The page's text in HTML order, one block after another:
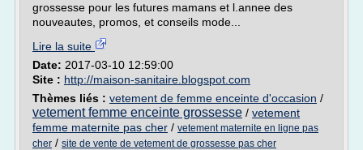
grossesse pour les futures mamans et l.annee des
nouveautes, promos, et conseils mode...
Lire la suite
Date: 2017-03-10 12:59:00
Site : http://maison-sanitaire.blogspot.com
Thèmes liés : vetement de femme enceinte d'occasion /
vetement femme enceinte grossesse / vetement
femme maternite pas cher / vetement maternite en ligne pas
cher / site de vente de vetement de grossesse pas cher